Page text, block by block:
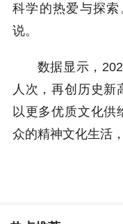
科学的热爱与探索
说。
数据显示，
人次，再创历史新
以更多优质文化供
众的精神文化生活